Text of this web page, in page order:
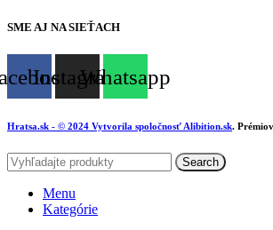
SME AJ NA SIEŤACH
InstagramWhatsapp
Hratsa.sk - © 2024 Vytvorila spoločnosť Alibition.sk.
Search
Menu
Kategórie